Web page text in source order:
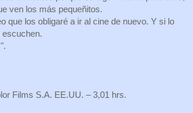
ven los más pequeñitos.
que los obligaré a ir al cine de nuevo. Y si lo
escuchen.
Films S.A. EE.UU. – 3,01 hrs.